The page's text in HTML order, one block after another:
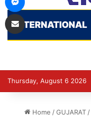
INTERNATIONAL
Thursday, August 6 2026
Home / GUJARAT /